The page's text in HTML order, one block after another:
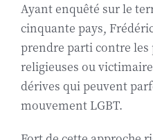
Ayant enquêté sur le
cinquante pays,
prendre parti contre les
religieuses ou
dérives qui peuvent
mouvement LGBT.